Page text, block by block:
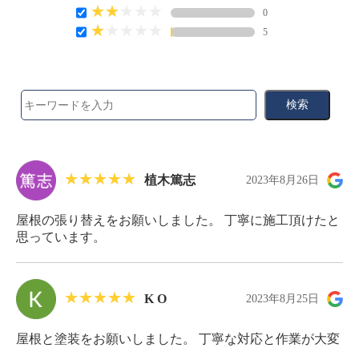
0
5
検索
植木篤志 2023年8月26日
屋根の張り替えをお願いしました。 丁寧に施工頂けたと
思っています。
K O 2023年8月25日
屋根と塗装をお願いしました。 丁寧な対応と作業が大変